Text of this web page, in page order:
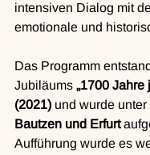
intensiven Dialog mit
emotionale und
Das Programm
Jubiläums „1700
(2021) und wurde
Bautzen und Erfurt
Aufführung wurde es